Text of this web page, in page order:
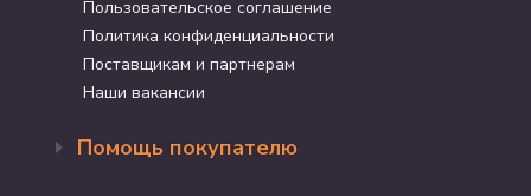
Пользовательское соглашение
Политика конфиденциальности
Поставщикам и партнерам
Наши вакансии
Помощь покупателю